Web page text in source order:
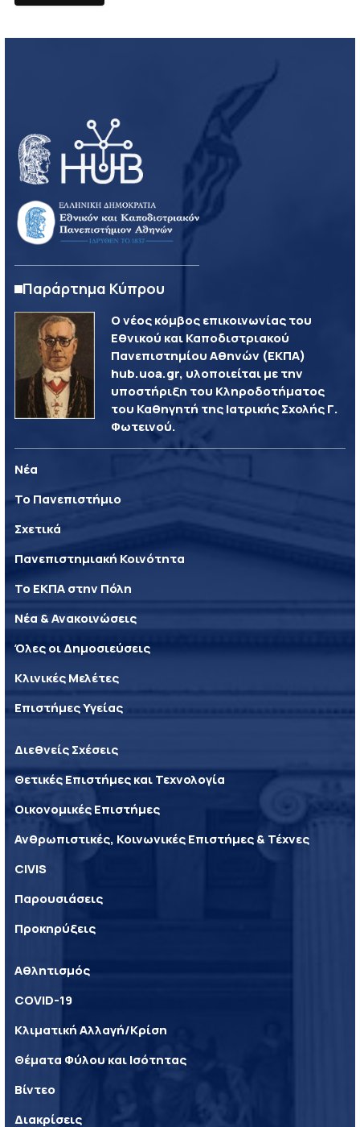
Παράρτημα Κύπρου
Ο νέος κόμβος επικοινωνίας του
Εθνικού και Καποδιστριακού
Πανεπιστημίου Αθηνών (ΕΚΠΑ)
hub.uoa.gr, υλοποιείται με την
υποστήριξη του Κληροδοτήματος
του Καθηγητή της Ιατρικής Σχολής Γ.
Φωτεινού.
Νέα
Το Πανεπιστήμιο
Σχετικά
Πανεπιστημιακή Κοινότητα
Το ΕΚΠΑ στην Πόλη
Νέα & Ανακοινώσεις
Όλες οι Δημοσιεύσεις
Κλινικές Μελέτες
Επιστήμες Υγείας
Διεθνείς Σχέσεις
Θετικές Επιστήμες και Τεχνολογία
Οικονομικές Επιστήμες
Ανθρωπιστικές, Κοινωνικές Επιστήμες & Τέχνες
CIVIS
Παρουσιάσεις
Προκηρύξεις
Αθλητισμός
COVID-19
Κλιματική Αλλαγή/Κρίση
Θέματα Φύλου και Ισότητας
Βίντεο
Διακρίσεις